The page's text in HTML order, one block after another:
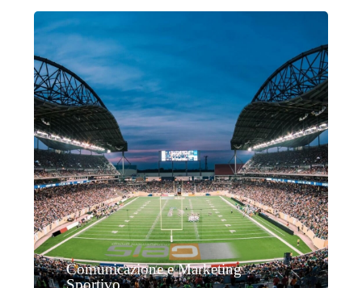
Comunicazione e Marketing
Sportivo